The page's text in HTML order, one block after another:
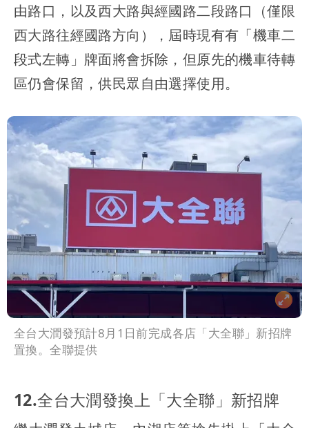
由路口，以及西大路與經國路二段路口（僅限
西大路往經國路方向），屆時現有有「機車二
段式左轉」牌面將會拆除，但原先的機車待轉
區仍會保留，供民眾自由選擇使用。
全台大潤發預計8月1日前完成各店「大全聯」新招牌
置換。全聯提供
12.全台大潤發換上「大全聯」新招牌